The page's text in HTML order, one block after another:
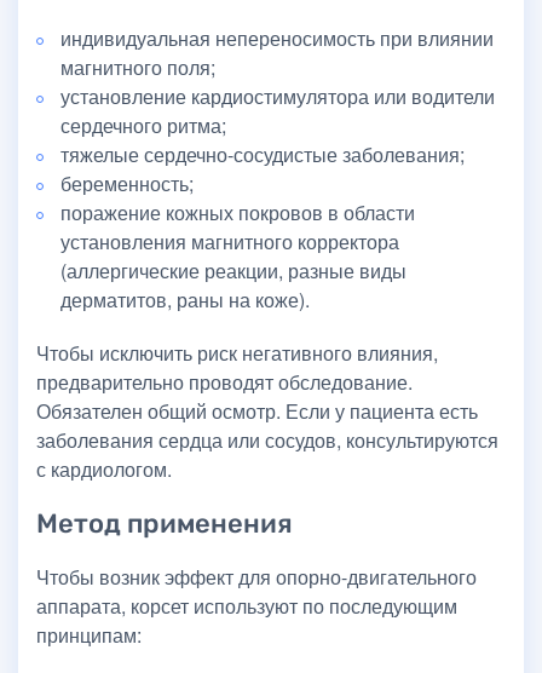
индивидуальная непереносимость при влиянии
магнитного поля;
установление кардиостимулятора или водители
сердечного ритма;
тяжелые сердечно-сосудистые заболевания;
беременность;
поражение кожных покровов в области
установления магнитного корректора
(аллергические реакции, разные виды
дерматитов, раны на коже).
Чтобы исключить риск негативного влияния,
предварительно проводят обследование.
Обязателен общий осмотр. Если у пациента есть
заболевания сердца или сосудов, консультируются
с кардиологом.
Метод применения
Чтобы возник эффект для опорно-двигательного
аппарата, корсет используют по последующим
принципам: